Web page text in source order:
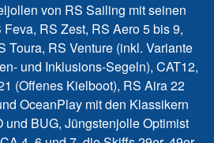
von RS Sailing mit seinen
RS Zest, RS Aero 5 bis 9,
Toura, RS Venture (inkl. Variante
und Inklusions-Segeln), CAT12,
(Offenes Kielboot), RS Aira 22
OceanPlay mit den Klassikern
und BUG, Jüngstenjolle Optimist